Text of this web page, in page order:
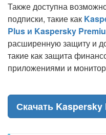
Также доступна
подписки, такие как
Plus и Kaspersky
расширенную защиту и
такие как защита
приложениями и
Скачать